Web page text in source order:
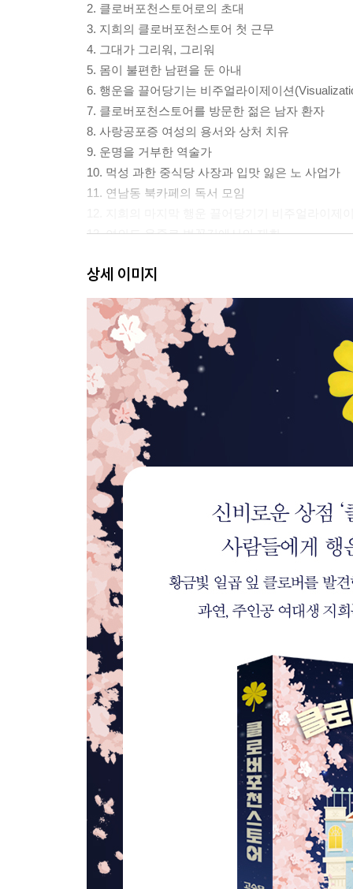
2. 클로버포천스토어로의 초대
3. 지희의 클로버포천스토어 첫 근무
4. 그대가 그리워, 그리워
5. 몸이 불편한 남편을 둔 아내
6. 행운을 끌어당기는 비주얼라이제이션
7. 클로버포천스토어를 방문한 젊은 남자 환자
8. 사랑공포증 여성의 용서와 상처 치유
9. 운명을 거부한 역술가
10. 먹성 과한 중식당 사장과 입맛 잃은 노 사업가
11. 연남동 북카페의 독서 모임
13. 여의도 윤중로 벚꽃길에서의 재회
〈작가의 말〉
상세 이미지